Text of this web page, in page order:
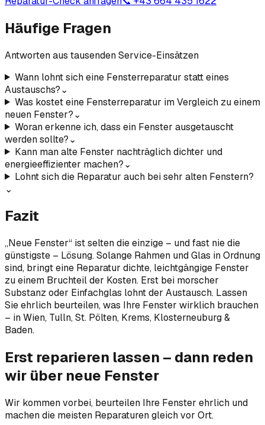
Häufige Fragen
Antworten aus tausenden Service-Einsätzen
Wann lohnt sich eine Fensterreparatur statt eines
Austauschs?⌄
Was kostet eine Fensterreparatur im Vergleich zu einem
neuen Fenster?⌄
Woran erkenne ich, dass ein Fenster ausgetauscht
werden sollte?⌄
Kann man alte Fenster nachträglich dichter und
energieeffizienter machen?⌄
Lohnt sich die Reparatur auch bei sehr alten Fenstern?
⌄
Fazit
„Neue Fenster“ ist selten die einzige – und fast nie die
günstigste – Lösung. Solange Rahmen und Glas in Ordnung
sind, bringt eine Reparatur dichte, leichtgängige Fenster
zu einem Bruchteil der Kosten. Erst bei morscher
Substanz oder Einfachglas lohnt der Austausch. Lassen
Sie ehrlich beurteilen, was Ihre Fenster wirklich brauchen
– in Wien, Tulln, St. Pölten, Krems, Klosterneuburg &
Baden.
Erst reparieren lassen – dann reden
wir über neue Fenster
Wir kommen vorbei, beurteilen Ihre Fenster ehrlich und
machen die meisten Reparaturen gleich vor Ort.